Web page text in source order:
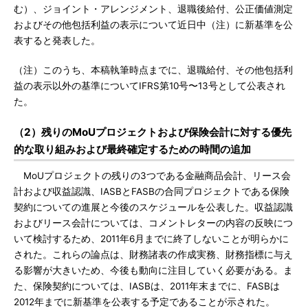
む）、ジョイント・アレンジメント、退職後給付、公正価値測定
およびその他包括利益の表示について近日中（注）に新基準を公
表すると発表した。
（注）このうち、本稿執筆時点までに、退職給付、その他包括利
益の表示以外の基準についてIFRS第10号〜13号として公表され
た。
（2）残りのMoUプロジェクトおよび保険会計に対する優先
的な取り組みおよび最終確定するための時間の追加
MoUプロジェクトの残りの3つである金融商品会計、リース会
計および収益認識、IASBとFASBの合同プロジェクトである保険
契約についての進展と今後のスケジュールを公表した。収益認識
およびリース会計については、コメントレターの内容の反映につ
いて検討するため、2011年6月までに終了しないことが明らかに
された。これらの論点は、財務諸表の作成実務、財務指標に与え
る影響が大きいため、今後も動向に注目していく必要がある。ま
た、保険契約については、IASBは、2011年末までに、FASBは
2012年までに新基準を公表する予定であることが示された。